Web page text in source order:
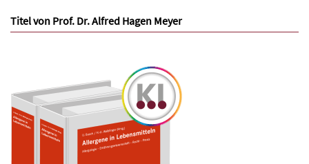
Titel von Prof. Dr. Alfred Hagen Meyer